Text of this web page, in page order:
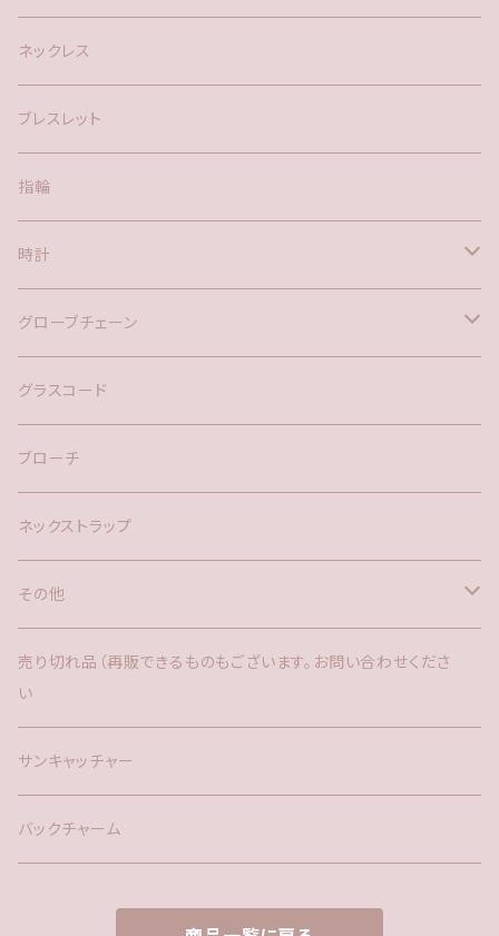
silver925
アメリカン
ポスト
ネックレス
ブレスレット
指輪
時計
バックチャーム
ネックレス
グローブチェーン
バックチャーム
グラスコード
ブローチ
ネックストラップ
その他
バックチャーム
時計
サンキャッチャー
売り切れ品（再販できるものもございます。お問い合わせくださ
い
サンキャッチャー
バックチャーム